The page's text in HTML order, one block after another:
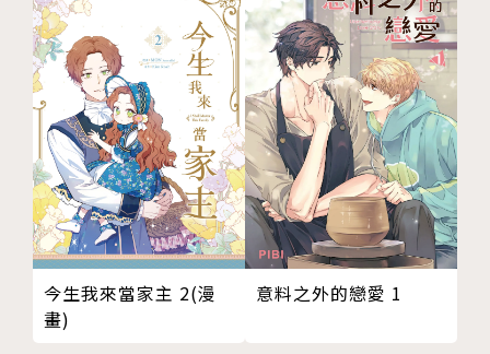
今生我來當家主 2(漫
畫)
意料之外的戀愛 1